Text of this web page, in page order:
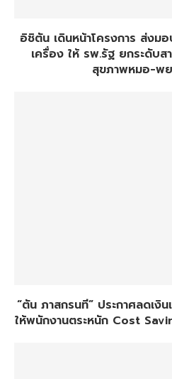
อิชิตัน เดินหน้าโครงการ ส่ง
เครื่อง ให้ รพ.รัฐ ยกระดับ
สุขภาพหมอ-พ
“ตัน ภาสกรนที” ประกาศลดเ
ให้พนักงานตระหนัก Cost